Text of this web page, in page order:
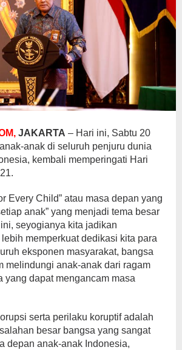
JAKARTA – Hari ini, Sabtu 20
anak di seluruh penjuru dunia
kembali memperingati Hari
Every Child” atau masa depan yang
anak” yang menjadi tema besar
seyogianya kita jadikan
memperkuat dedikasi kita para
eksponen masyarakat, bangsa
melindungi anak-anak dari ragam
yang dapat mengancam masa
serta perilaku koruptif adalah
besar bangsa yang sangat
depan anak-anak Indonesia,